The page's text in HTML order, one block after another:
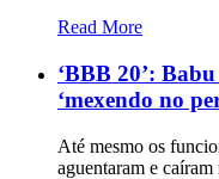
Read More
‘BBB 20’:
‘mexendo no
Até mesmo os
aguentaram e caíram